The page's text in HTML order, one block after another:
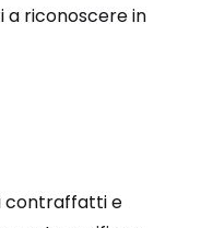
a riconoscere in
contraffatti e